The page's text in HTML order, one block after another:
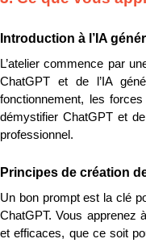
Introduction à l’IA
L’atelier commence par
ChatGPT et de l’IA
fonctionnement, les
démystifier ChatGPT et
professionnel.
Principes de création
Un bon prompt est la clé
ChatGPT. Vous apprenez
et efficaces, que ce soit